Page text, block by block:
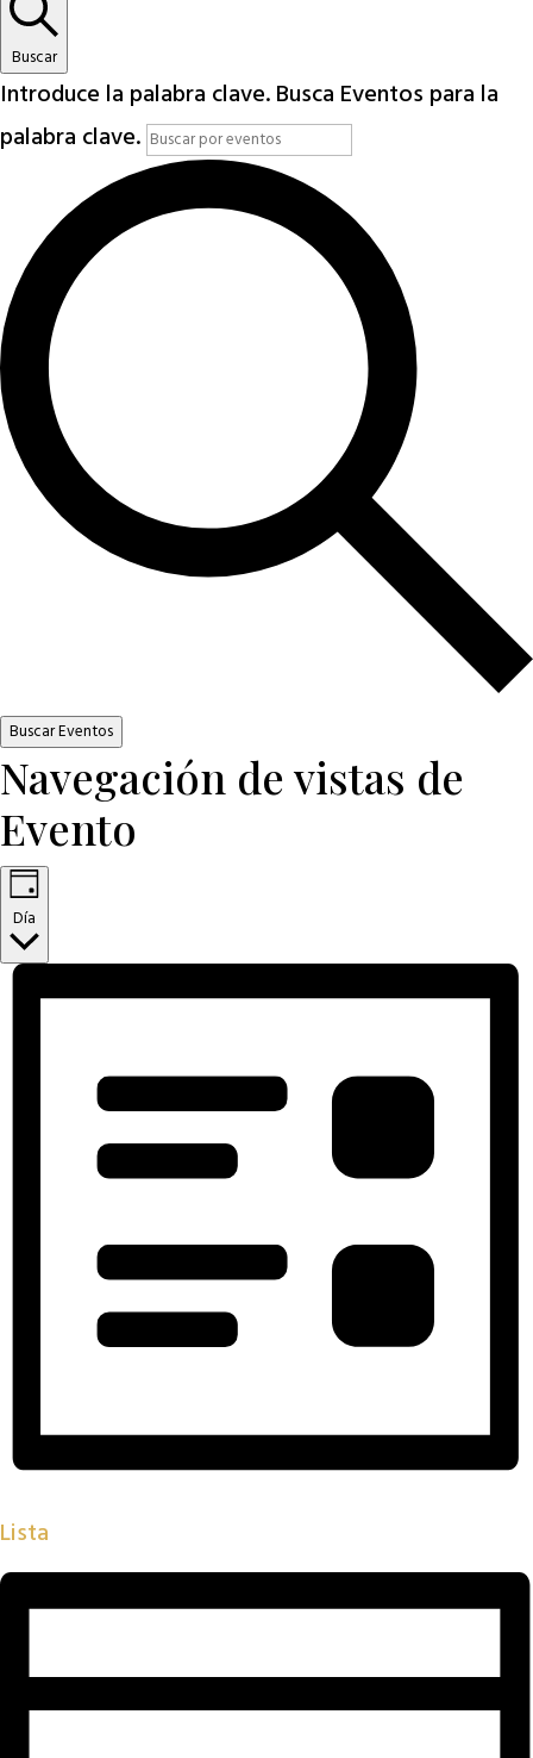
Buscar
Introduce la palabra clave. Busca Eventos para la
palabra clave.
Buscar Eventos
Navegación de vistas de
Evento
Día
Lista